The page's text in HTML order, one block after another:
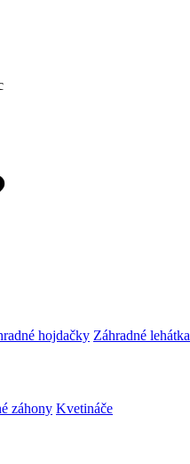
hojdačky Záhradné lehátka
záhony Kvetináče